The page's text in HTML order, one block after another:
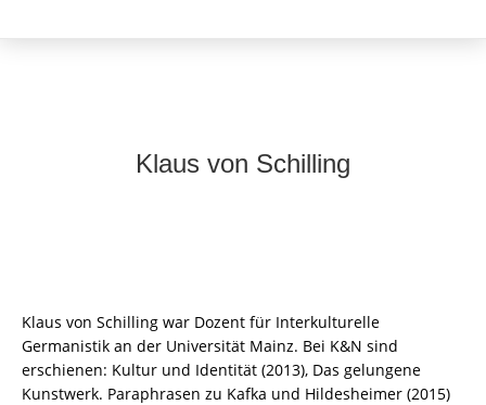
Klaus von Schilling
Klaus von Schilling war Dozent für Interkulturelle
Germanistik an der Universität Mainz. Bei K&N sind
erschienen: Kultur und Identität (2013), Das gelungene
Kunstwerk. Paraphrasen zu Kafka und Hildesheimer (2015)